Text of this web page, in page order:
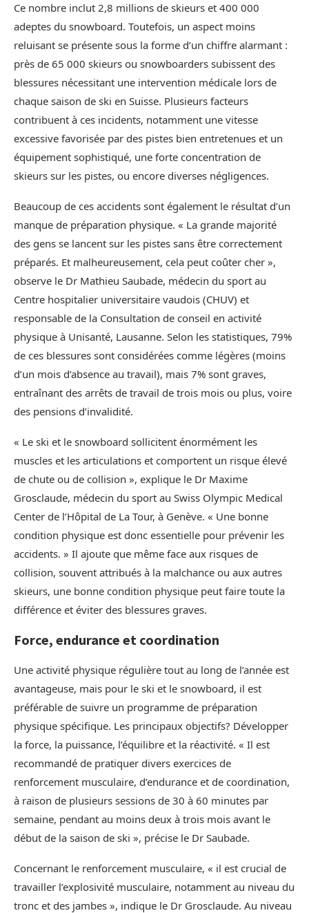
Ce nombre inclut 2,8 millions de skieurs et 400 000
adeptes du snowboard. Toutefois, un aspect moins
reluisant se présente sous la forme d’un chiffre alarmant :
près de 65 000 skieurs ou snowboarders subissent des
blessures nécessitant une intervention médicale lors de
chaque saison de ski en Suisse. Plusieurs facteurs
contribuent à ces incidents, notamment une vitesse
excessive favorisée par des pistes bien entretenues et un
équipement sophistiqué, une forte concentration de
skieurs sur les pistes, ou encore diverses négligences.
Beaucoup de ces accidents sont également le résultat d’un
manque de préparation physique. « La grande majorité
des gens se lancent sur les pistes sans être correctement
préparés. Et malheureusement, cela peut coûter cher »,
observe le Dr Mathieu Saubade, médecin du sport au
Centre hospitalier universitaire vaudois (CHUV) et
responsable de la Consultation de conseil en activité
physique à Unisanté, Lausanne. Selon les statistiques, 79%
de ces blessures sont considérées comme légères (moins
d’un mois d’absence au travail), mais 7% sont graves,
entraînant des arrêts de travail de trois mois ou plus, voire
des pensions d’invalidité.
« Le ski et le snowboard sollicitent énormément les
muscles et les articulations et comportent un risque élevé
de chute ou de collision », explique le Dr Maxime
Grosclaude, médecin du sport au Swiss Olympic Medical
Center de l’Hôpital de La Tour, à Genève. « Une bonne
condition physique est donc essentielle pour prévenir les
accidents. » Il ajoute que même face aux risques de
collision, souvent attribués à la malchance ou aux autres
skieurs, une bonne condition physique peut faire toute la
différence et éviter des blessures graves.
Force, endurance et coordination
Une activité physique régulière tout au long de l’année est
avantageuse, mais pour le ski et le snowboard, il est
préférable de suivre un programme de préparation
physique spécifique. Les principaux objectifs? Développer
la force, la puissance, l’équilibre et la réactivité. « Il est
recommandé de pratiquer divers exercices de
renforcement musculaire, d’endurance et de coordination,
à raison de plusieurs sessions de 30 à 60 minutes par
semaine, pendant au moins deux à trois mois avant le
début de la saison de ski », précise le Dr Saubade.
Concernant le renforcement musculaire, « il est crucial de
travailler l’explosivité musculaire, notamment au niveau du
tronc et des jambes », indique le Dr Grosclaude. Au niveau